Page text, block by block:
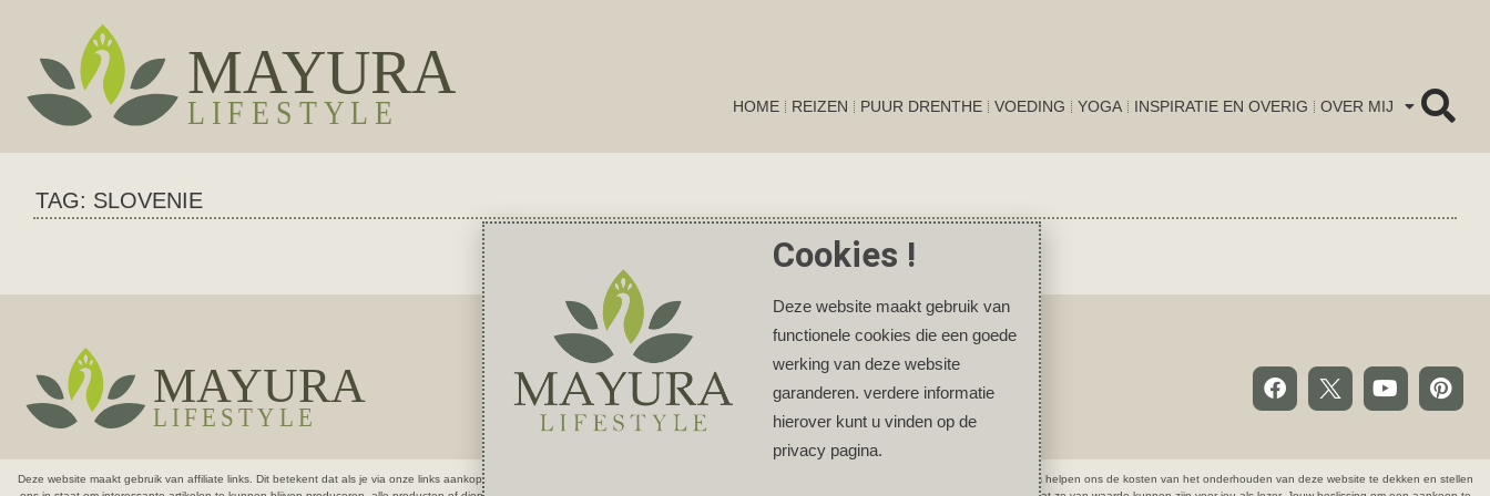
HOME REIZEN PUUR DRENTHE VOEDING YOGA INSPIRATIE EN OVERIG OVER MIJ
TAG: SLOVENIE
Deze website maakt gebruik van affiliate links. Dit betekent dat als je via onze links aankopen doet, wij mogelijk een kleine commissie kunnen ontvangen zonder extra kosten voor jou. Deze commissies helpen ons de kosten van het onderhouden van deze website te dekken en stellen
Cookies !
Deze website maakt gebruik van
functionele cookies die een goede
werking van deze website
garanderen. verdere informatie
hierover kunt u vinden op de
privacy pagina.